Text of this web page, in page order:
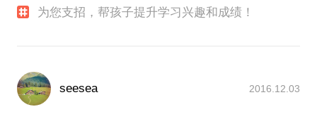
为您支招，帮孩子提升学习兴趣和成绩！
seesea 2016.12.03